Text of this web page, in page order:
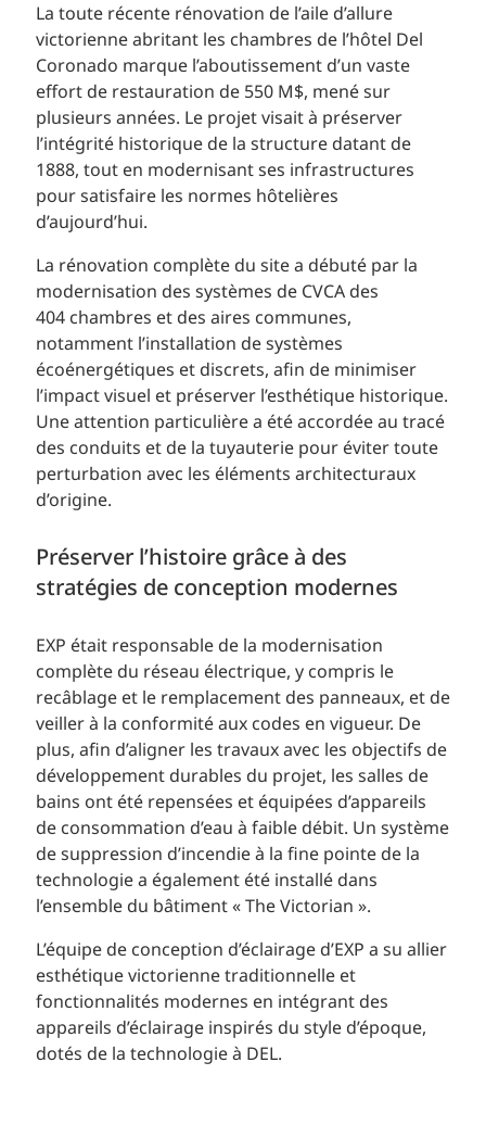
La toute récente rénovation de l’aile d’allure
victorienne abritant les chambres de l’hôtel Del
Coronado marque l’aboutissement d’un vaste
effort de restauration de 550 M$, mené sur
plusieurs années. Le projet visait à préserver
l’intégrité historique de la structure datant de
1888, tout en modernisant ses infrastructures
pour satisfaire les normes hôtelières
d’aujourd’hui.
La rénovation complète du site a débuté par la
modernisation des systèmes de CVCA des
404 chambres et des aires communes,
notamment l’installation de systèmes
écoénergétiques et discrets, afin de minimiser
l’impact visuel et préserver l’esthétique historique.
Une attention particulière a été accordée au tracé
des conduits et de la tuyauterie pour éviter toute
perturbation avec les éléments architecturaux
d’origine.
Préserver l’histoire grâce à des
stratégies de conception modernes
EXP était responsable de la modernisation
complète du réseau électrique, y compris le
recâblage et le remplacement des panneaux, et de
veiller à la conformité aux codes en vigueur. De
plus, afin d’aligner les travaux avec les objectifs de
développement durables du projet, les salles de
bains ont été repensées et équipées d’appareils
de consommation d’eau à faible débit. Un système
de suppression d’incendie à la fine pointe de la
technologie a également été installé dans
l’ensemble du bâtiment « The Victorian ».
L’équipe de conception d’éclairage d’EXP a su allier
esthétique victorienne traditionnelle et
fonctionnalités modernes en intégrant des
appareils d’éclairage inspirés du style d’époque,
dotés de la technologie à DEL.